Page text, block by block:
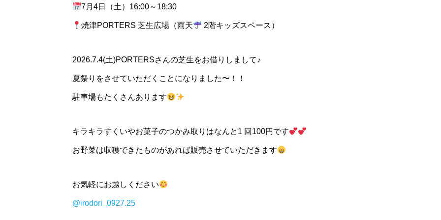
7月4日（土）16:00～18:30
焼津PORTERS 芝生広場（雨天 2階キッズスペース）
2026.7.4(土)PORTERSさんの芝生をお借りしまして♪
夏祭りをさせていただくことになりました〜！！
駐車場もたくさんあります
キラキラすくいやお菓子のつかみ取りはなんと1 回100円です
お野菜は収穫できたものがあれば販売させていただきます
お気軽にお越しください
@irodori_0927.25